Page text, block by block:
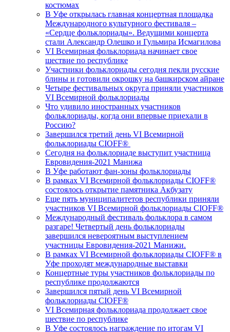
костюмах
В Уфе открылась главная концертная площадка
Международного культурного фестиваля –
«Сердце фольклориады». Ведущими концерта
стали Александр Олешко и Гульмира Исмагилова
VI Всемирная фольклориада начинает свое
шествие по республике
Участники фольклориады сегодня пекли русские
блины и готовили окрошку на башкирском айране
Четыре фестивальных округа приняли участников
VI Всемирной фольклориады
Что удивило иностранных участников
фольклориады, когда они впервые приехали в
Россию?
Завершился третий день VI Всемирной
фольклориады CIOFF®️
Сегодня на фольклориаде выступит участница
Евровидения-2021 Манижа
В Уфе работают фан-зоны фольклориады
В рамках VI Всемирной фольклориады CIOFF®️
состоялось открытие памятника Акбузату
Еще пять муниципалитетов республики приняли
участников VI Всемирной фольклориады CIOFF®️
Международный фестиваль фольклора в самом
разгаре! Четвертый день фольклориады
завершился невероятным выступлением
участницы Евровидения-2021 Манижи.
В рамках VI Всемирной фольклориады CIOFF®️ в
Уфе проходят международные выставки
Концертные туры участников фольклориады по
республике продолжаются
Завершился пятый день VI Всемирной
фольклориады CIOFF®️
VI Всемирная фольклориада продолжает свое
шествие по республике
В Уфе состоялось награждение по итогам VI